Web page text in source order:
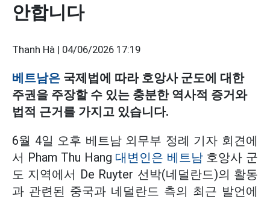
안합니다
Thanh Hà | 04/06/2026 17:19
베트남은 국제법에 따라 호앙사 군도에 대한
주권을 주장할 수 있는 충분한 역사적 증거와
법적 근거를 가지고 있습니다.
6월 4일 오후 베트남 외무부 정례 기자 회견에
서 Pham Thu Hang 대변인은 베트남호앙사 군
도 지역에서 De Ruyter 선박(네덜란드)의 활동
과 관련된 중국과 네덜란드 측의 최근 발언에